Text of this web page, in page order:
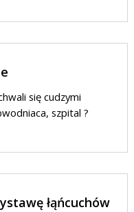
się cudzymi
szpital ?
łąńcuchów